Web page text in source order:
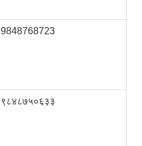
9848768723
९८४८७५०६३३